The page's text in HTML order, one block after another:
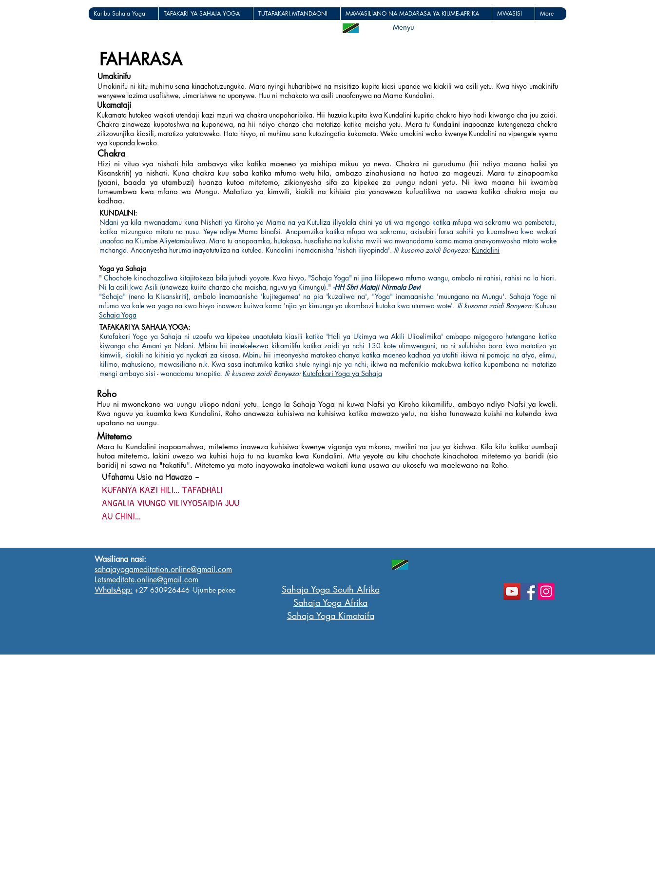
Karibu Sahaja Yoga TAFAKARI YA SAHAJA YOGA TUTAFAKARI.MTANDAONI MAWASILIANO NA MADARASA YA KIUME-AFRIKA MWASISI More
Menyu
FAHARASA
Umakinifu
Umakinifu ni kitu muhimu sana kinachotuzunguka. Mara nyingi huharibiwa na msisitizo kupita kiasi upande wa kiakili wa asili yetu. Kwa hivyo umakinifu
wenyewe lazima usafishwe, uimarishwe na uponywe. Huu ni mchakato wa asili unaofanywa na Mama Kundalini.
Ukamataji
Kukamata hutokea wakati utendaji kazi mzuri wa chakra unapoharibika. Hii huzuia kupita kwa Kundalini kupitia chakra hiyo hadi kiwango cha juu zaidi.
Chakra zinaweza kupotoshwa na kupondwa, na hii ndiyo chanzo cha matatizo katika maisha yetu. Mara tu Kundalini inapoanza kutengeneza chakra
zilizovunjika kiasili, matatizo yatatoweka. Hata hivyo, ni muhimu sana kutozingatia kukamata. Weka umakini wako kwenye Kundalini na vipengele vyema
vya kupanda kwako.
Chakra
Hizi ni vituo vya nishati hila ambavyo viko katika maeneo ya mishipa mikuu ya neva. Chakra ni gurudumu (hii ndiyo maana halisi ya
Kisanskriti) ya nishati. Kuna chakra kuu saba katika mfumo wetu hila, ambazo zinahusiana na hatua za mageuzi. Mara tu zinapoamka
(yaani, baada ya utambuzi) huanza kutoa mitetemo, zikionyesha sifa za kipekee za uungu ndani yetu. Ni kwa maana hii kwamba
tumeumbwa kwa mfano wa Mungu. Matatizo ya kimwili, kiakili na kihisia pia yanaweza kufuatiliwa na usawa katika chakra moja au
kadhaa.
KUNDALINI:
Ndani ya kila mwanadamu kuna Nishati ya Kiroho ya Mama na ya Kutuliza iliyolala chini ya uti wa mgongo katika mfupa wa sakramu wa pembetatu,
katika mizunguko mitatu na nusu. Yeye ndiye Mama binafsi. Anapumzika katika mfupa wa sakramu, akisubiri fursa sahihi ya kuamshwa kwa wakati
unaofaa na Kiumbe Aliyetambuliwa. Mara tu anapoamka, hutakasa, husafisha na kulisha mwili wa mwanadamu kama mama anavyomwosha mtoto wake
mchanga. Anaonyesha huruma inayotutuliza na kutulea. Kundalini inamaanisha 'nishati iliyopinda'. Ili kusoma zaidi Bonyeza: Kundalini
Yoga ya Sahaja
" Chochote kinachozaliwa kitajitokeza bila juhudi yoyote. Kwa hivyo, "Sahaja Yoga" ni jina lililopewa mfumo wangu, ambalo ni rahisi, rahisi na la hiari.
Ni la asili kwa Asili (unaweza kuiita chanzo cha maisha, nguvu ya Kimungu)." -HH Shri Mataji Nirmala Devi
"Sahaja" (neno la Kisanskriti), ambalo linamaanisha 'kujitegemea' na pia 'kuzaliwa na', "Yoga" inamaanisha 'muungano na Mungu'. Sahaja Yoga ni
mfumo wa kale wa yoga na kwa hivyo inaweza kuitwa kama 'njia ya kimungu ya ukombozi kutoka kwa utumwa wote'. Ili kusoma zaidi Bonyeza: Kuhusu
Sahaja Yoga
TAFAKARI YA SAHAJA YOGA:
Kutafakari Yoga ya Sahaja ni uzoefu wa kipekee unaotuleta kiasili katika 'Hali ya Ukimya wa Akili Ulioelimika' ambapo migogoro hutengana katika
kiwango cha Amani ya Ndani. Mbinu hii inatekelezwa kikamilifu katika zaidi ya nchi 130 kote ulimwenguni, na ni suluhisho bora kwa matatizo ya
kimwili, kiakili na kihisia ya nyakati za kisasa. Mbinu hii imeonyesha matokeo chanya katika maeneo kadhaa ya utafiti ikiwa ni pamoja na afya, elimu,
kilimo, mahusiano, mawasiliano n.k. Kwa sasa inatumika katika shule nyingi nje ya nchi, ikiwa na mafanikio makubwa katika kupambana na matatizo
mengi ambayo sisi - wanadamu tunapitia. Ili kusoma zaidi Bonyeza: Kutafakari Yoga ya Sahaja
Roho
Huu ni mwonekano wa uungu uliopo ndani yetu. Lengo la Sahaja Yoga ni kuwa Nafsi ya Kiroho kikamilifu, ambayo ndiyo Nafsi ya kweli.
Kwa nguvu ya kuamka kwa Kundalini, Roho anaweza kuhisiwa na kuhisiwa katika mawazo yetu, na kisha tunaweza kuishi na kutenda kwa
upatano na uungu.
Mitetemo
Mara tu Kundalini inapoamshwa, mitetemo inaweza kuhisiwa kwenye viganja vya mkono, mwilini na juu ya kichwa. Kila kitu katika uumbaji
hutoa mitetemo, lakini uwezo wa kuhisi huja tu na kuamka kwa Kundalini. Mtu yeyote au kitu chochote kinachotoa mitetemo ya baridi (sio
baridi) ni sawa na "takatifu". Mitetemo ya moto inayowaka inatolewa wakati kuna usawa au ukosefu wa maelewano na Roho.
Ufahamu Usio na Mawazo -
KUFANYA KAZI HILI... TAFADHALI
ANGALIA VIUNGO VILIVYOSAIDIA JUU
AU CHINI...
Wasiliana nasi:
sahajayogameditation.online@gmail.com
Letsmeditate.online@gmail.com
WhatsApp: +27 630926446 -Ujumbe pekee
Sahaja Yoga South Afrika
Sahaja Yoga Afrika
Sahaja Yoga Kimataifa